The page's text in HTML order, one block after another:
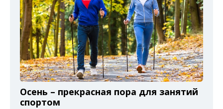
Осень – прекрасная пора для занятий
спортом